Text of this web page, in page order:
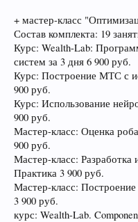
+ мастер-класс
Состав комплекта: 19
Курс: Wealth-Lab:
систем за 3 дня 6 900 руб.
Курс: Построение МТС с
900 руб.
Курс: Использование
900 руб.
Мастер-класс: Оценка
900 руб.
Мастер-класс: Разработка
Практика 3 900 руб.
Мастер-класс:
3 900 руб.
курс: Wealth-Lab.